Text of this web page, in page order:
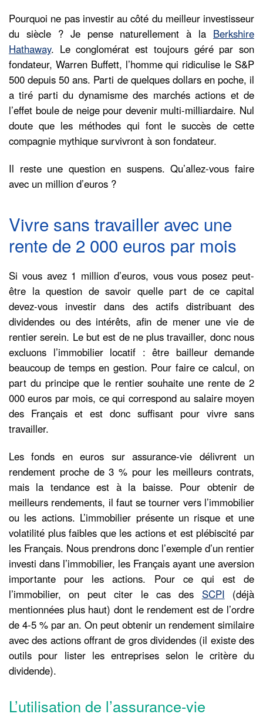
Pourquoi ne pas investir au côté du meilleur investisseur
du siècle ? Je pense naturellement à la Berkshire
Hathaway. Le conglomérat est toujours géré par son
fondateur, Warren Buffett, l’homme qui ridiculise le S&P
500 depuis 50 ans. Parti de quelques dollars en poche, il
a tiré parti du dynamisme des marchés actions et de
l’effet boule de neige pour devenir multi-milliardaire. Nul
doute que les méthodes qui font le succès de cette
compagnie mythique survivront à son fondateur.
Il reste une question en suspens. Qu’allez-vous faire
avec un million d’euros ?
Vivre sans travailler avec une
rente de 2 000 euros par mois
Si vous avez 1 million d’euros, vous vous posez peut-
être la question de savoir quelle part de ce capital
devez-vous investir dans des actifs distribuant des
dividendes ou des intérêts, afin de mener une vie de
rentier serein. Le but est de ne plus travailler, donc nous
excluons l’immobilier locatif : être bailleur demande
beaucoup de temps en gestion. Pour faire ce calcul, on
part du principe que le rentier souhaite une rente de 2
000 euros par mois, ce qui correspond au salaire moyen
des Français et est donc suffisant pour vivre sans
travailler.
Les fonds en euros sur assurance-vie délivrent un
rendement proche de 3 % pour les meilleurs contrats,
mais la tendance est à la baisse. Pour obtenir de
meilleurs rendements, il faut se tourner vers l’immobilier
ou les actions. L’immobilier présente un risque et une
volatilité plus faibles que les actions et est plébiscité par
les Français. Nous prendrons donc l’exemple d’un rentier
investi dans l’immobilier, les Français ayant une aversion
importante pour les actions. Pour ce qui est de
l’immobilier, on peut citer le cas des SCPI (déjà
mentionnées plus haut) dont le rendement est de l’ordre
de 4-5 % par an. On peut obtenir un rendement similaire
avec des actions offrant de gros dividendes (il existe des
outils pour lister les entreprises selon le critère du
dividende).
L’utilisation de l’assurance-vie